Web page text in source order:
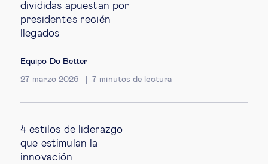
divididas apuestan por
presidentes recién
llegados
Equipo Do Better
27 marzo 2026 7 minutos de lectura
4 estilos de liderazgo
que estimulan la
innovación